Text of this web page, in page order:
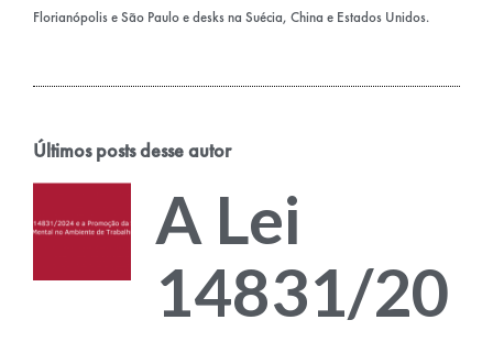
Florianópolis e São Paulo e desks na Suécia, China e Estados Unidos.
Últimos posts desse autor
A Lei
14831/20